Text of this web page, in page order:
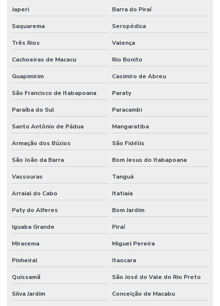
Japeri Barra do Piraí
Saquarema Seropédica
Três Rios Valença
Cachoeiras de Macacu Rio Bonito
Guapimirim Casimiro de Abreu
São Francisco de Itabapoana Paraty
Paraíba do Sul Paracambi
Santo Antônio de Pádua Mangaratiba
Armação dos Búzios São Fidélis
São João da Barra Bom Jesus do Itabapoana
Vassouras Tanguá
Arraial do Cabo Itatiaia
Paty do Alferes Bom Jardim
Iguaba Grande Piraí
Miracema Miguel Pereira
Pinheiral Itaocara
Quissamã São José do Vale do Rio Preto
Silva Jardim Conceição de Macabu